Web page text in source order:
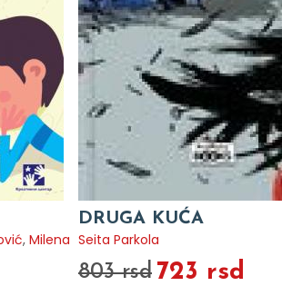
, Milena
DRUGA KUĆA
Seita Parkola
803 rsd 723 rsd